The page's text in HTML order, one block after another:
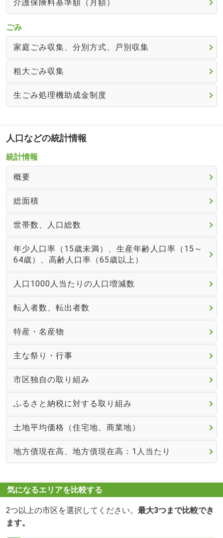
介護保険料基準額（月額）
ごみ
家庭ごみ収集、分別方式、戸別収集
粗大ごみ収集
生ごみ処理機助成金制度
人口などの統計情報
統計情報
概要
総面積
世帯数、人口総数
年少人口率（15歳未満）、生産年齢人口率（15～
64歳）、高齢人口率（65歳以上）
人口1000人当たりの人口増減数
転入者数、転出者数
特産・名産物
主な祭り・行事
市区独自の取り組み
ふるさと納税に対する取り組み
土地平均価格（住宅地、商業地）
地方債現在高、地方債現在高：1人当たり
気になるエリアを比較する
2つ以上の市区を選択してください。 最大3つまで比較でき
ます。